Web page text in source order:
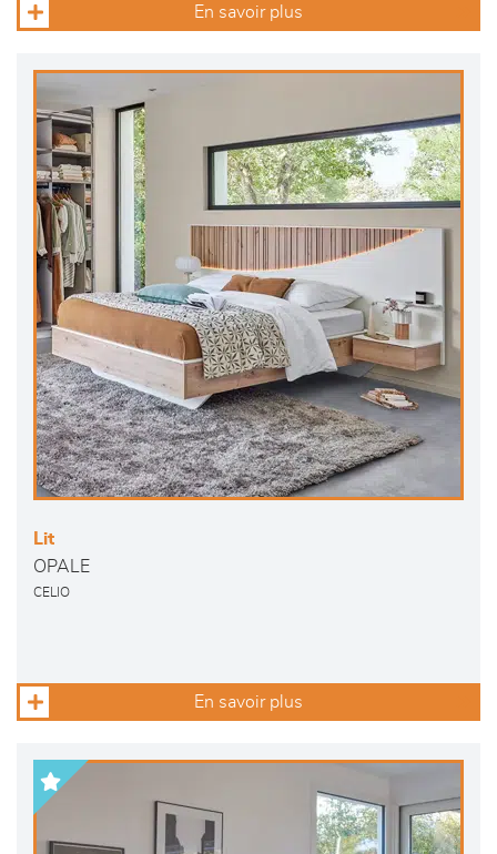
En savoir plus
Lit
OPALE
CELIO
En savoir plus